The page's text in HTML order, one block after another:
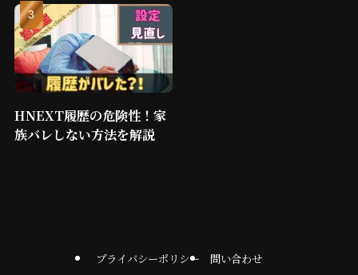
HNEXT履歴の危険性！家
族バレしない方法を解説
プライバシーポリシー 問い合わせ